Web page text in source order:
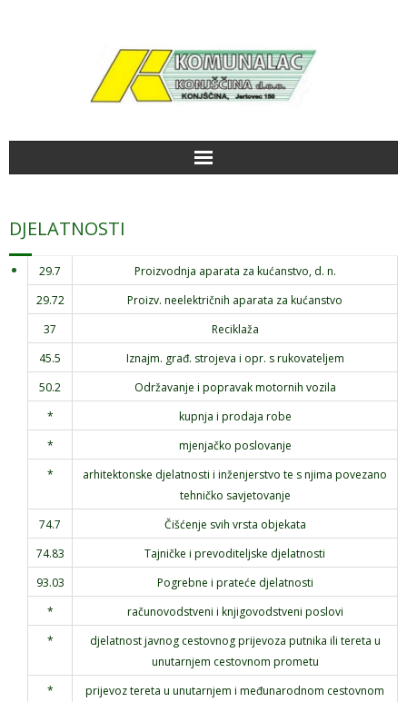
Radno vrijeme
Kako do nas
Galerija slika
DJELATNOSTI
29.7
Proizvodnja aparata za kućanstvo, d. n.
29.72
Proizv. neelektričnih aparata za kućanstvo
37
Reciklaža
45.5
Iznajm. građ. strojeva i opr. s rukovateljem
50.2
Održavanje i popravak motornih vozila
*
kupnja i prodaja robe
*
mjenjačko poslovanje
*
arhitektonske djelatnosti i inženjerstvo te s njima povezano
tehničko savjetovanje
74.7
Čišćenje svih vrsta objekata
74.83
Tajničke i prevoditeljske djelatnosti
93.03
Pogrebne i prateće djelatnosti
*
računovodstveni i knjigovodstveni poslovi
*
djelatnost javnog cestovnog prijevoza putnika ili tereta u
unutarnjem cestovnom prometu
*
prijevoz tereta u unutarnjem i međunarodnom cestovnom